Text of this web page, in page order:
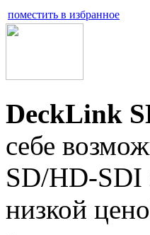
поместить в избранное
DeckLink
себе
SD/HD-SDI
низкой